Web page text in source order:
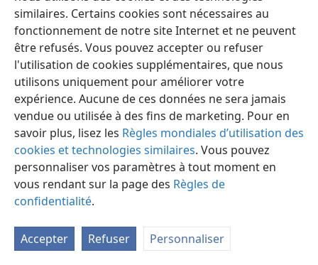
similaires. Certains cookies sont nécessaires au
fonctionnement de notre site Internet et ne peuvent
être refusés. Vous pouvez accepter ou refuser
l'utilisation de cookies supplémentaires, que nous
utilisons uniquement pour améliorer votre
expérience. Aucune de ces données ne sera jamais
vendue ou utilisée à des fins de marketing. Pour en
savoir plus, lisez les Règles mondiales d’utilisation des
cookies et technologies similaires. Vous pouvez
personnaliser vos paramètres à tout moment en
vous rendant sur la page des Règles de
confidentialité.
Accepter Refuser Personnaliser
Préférences
Copyright© 2026 Watch Tower Bible and Tract Society of Pennsylvania
Conditions d’utilisation
Règles de confidentialité
Paramètres de confidentialité
JW.ORG Se connecter